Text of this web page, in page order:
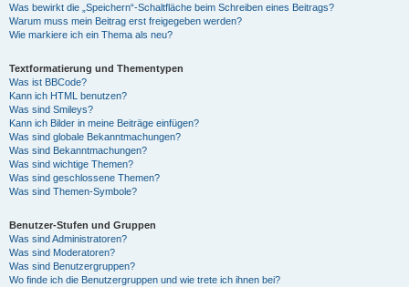
Was bewirkt die „Speichern“-Schaltfläche beim Schreiben eines Beitrags?
Warum muss mein Beitrag erst freigegeben werden?
Wie markiere ich ein Thema als neu?
Textformatierung und Thementypen
Was ist BBCode?
Kann ich HTML benutzen?
Was sind Smileys?
Kann ich Bilder in meine Beiträge einfügen?
Was sind globale Bekanntmachungen?
Was sind Bekanntmachungen?
Was sind wichtige Themen?
Was sind geschlossene Themen?
Was sind Themen-Symbole?
Benutzer-Stufen und Gruppen
Was sind Administratoren?
Was sind Moderatoren?
Was sind Benutzergruppen?
Wo finde ich die Benutzergruppen und wie trete ich ihnen bei?